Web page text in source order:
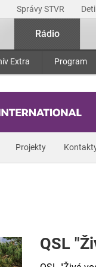
Správy STVR Deti
Rádio
Extra Program
Projekty
QSL